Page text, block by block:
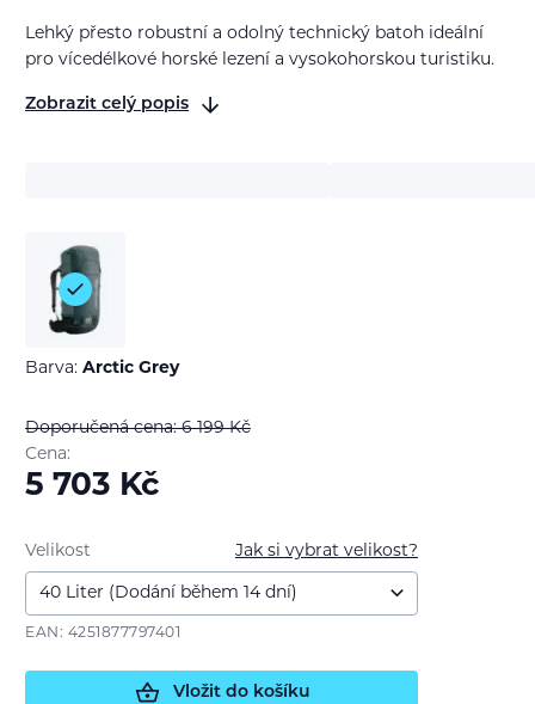
Lehký přesto robustní a odolný technický batoh ideální
pro vícedélkové horské lezení a vysokohorskou turistiku.
Zobrazit celý popis
Barva: Arctic Grey
Doporučená cena: 6 199Kč
Cena:
5 703 Kč
Jak si vybrat velikost?
Velikost
EAN: 4251877797401
Vložit do košíku